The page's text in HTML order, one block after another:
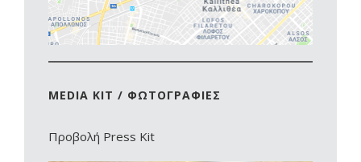
MEDIA KIT / ΦΩΤΟΓΡΑΦΙΕΣ
Προβολή Press Kit